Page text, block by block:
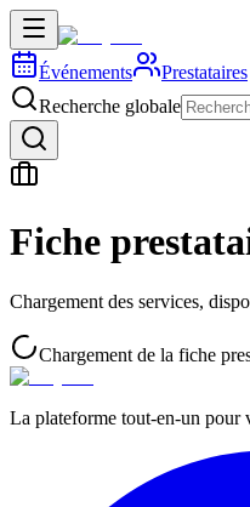
Événements
Prestataires
Recherche globale
Fiche
Chargement des services,
Chargement de la fiche
La plateforme tout-en-un pour